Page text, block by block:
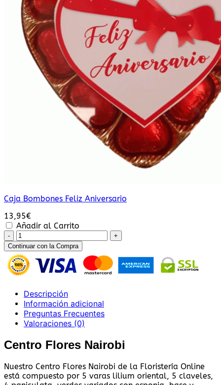
Caja Bombones Feliz Aniversario
13,95€
Añadir al Carrito
Centro
Flores
Nairobi
cantidad
Continuar con la Compra
Descripción
Información adicional
Preguntas Frecuentes
Valoraciones (0)
Centro Flores Nairobi
Nuestro Centro Flores Nairobi de la Floristería Online
está compuesto por 5 varas lilium oriental, 5 claveles,